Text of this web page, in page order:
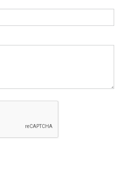
2026 в 06:05:
не вызывают доверия,
…